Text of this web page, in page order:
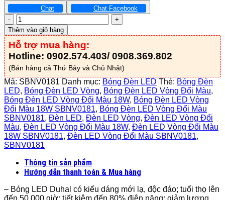
Chat Chat Facebook
Bóng
Đèn
LED
Vòng
Đổi
18W
-
SBNV0181
số
lượng
Thêm vào giỏ hàng
Hỗ trợ mua hàng:
Hotline: 0902.574.403/ 0908.369.802
(Bán hàng cả Thứ Bảy và Chủ Nhật)
Mã: SBNV0181 Danh mục: Bóng Đèn LED Thẻ: Bóng Đèn
LED, Bóng Đèn LED Vòng, Bóng Đèn LED Vòng Đổi Màu,
Bóng Đèn LED Vòng Đổi Màu 18W, Bóng Đèn LED Vòng
Đổi Màu 18W SBNV0181, Bóng Đèn LED Vòng Đổi Màu
SBNV0181, Đèn LED, Đèn LED Vòng, Đèn LED Vòng Đổi
Màu, Đèn LED Vòng Đổi Màu 18W, Đèn LED Vòng Đổi Màu
18W SBNV0181, Đèn LED Vòng Đổi Màu SBNV0181,
SBNV0181
Thông tin sản phẩm
Hướng dẫn thanh toán & Mua hàng
– Bóng LED Duhal có kiểu dáng mới lạ, độc đáo; tuổi thọ lên
đến 50.000 giờ; tiết kiệm đến 80% điện năng; giảm lượng